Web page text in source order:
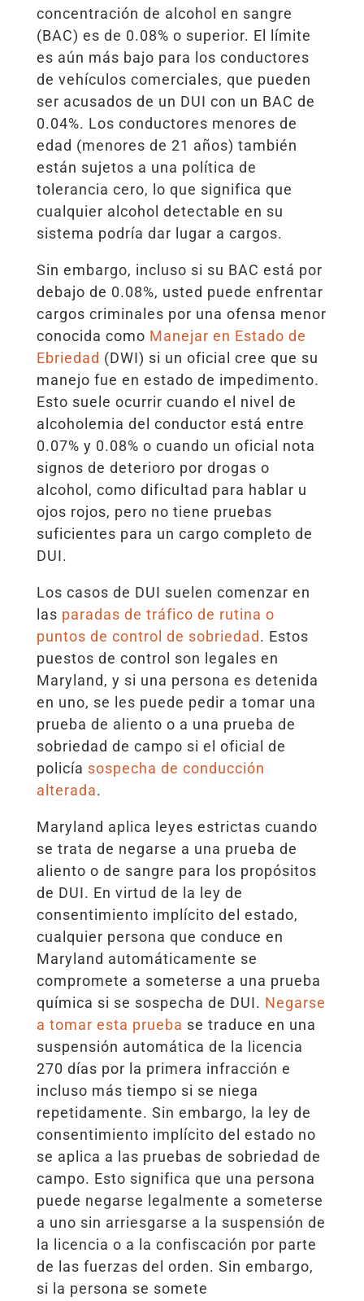
concentración de alcohol en sangre
(BAC) es de 0.08% o superior. El límite
es aún más bajo para los conductores
de vehículos comerciales, que pueden
ser acusados de un DUI con un BAC de
0.04%. Los conductores menores de
edad (menores de 21 años) también
están sujetos a una política de
tolerancia cero, lo que significa que
cualquier alcohol detectable en su
sistema podría dar lugar a cargos.
Sin embargo, incluso si su BAC está por
debajo de 0.08%, usted puede enfrentar
cargos criminales por una ofensa menor
conocida como Manejar en Estado de
Ebriedad (DWI) si un oficial cree que su
manejo fue en estado de impedimento.
Esto suele ocurrir cuando el nivel de
alcoholemia del conductor está entre
0.07% y 0.08% o cuando un oficial nota
signos de deterioro por drogas o
alcohol, como dificultad para hablar u
ojos rojos, pero no tiene pruebas
suficientes para un cargo completo de
DUI.
Los casos de DUI suelen comenzar en
las paradas de tráfico de rutina o
puntos de control de sobriedad. Estos
puestos de control son legales en
Maryland, y si una persona es detenida
en uno, se les puede pedir a tomar una
prueba de aliento o a una prueba de
sobriedad de campo si el oficial de
policía sospecha de conducción
alterada.
Maryland aplica leyes estrictas cuando
se trata de negarse a una prueba de
aliento o de sangre para los propósitos
de DUI. En virtud de la ley de
consentimiento implícito del estado,
cualquier persona que conduce en
Maryland automáticamente se
compromete a someterse a una prueba
química si se sospecha de DUI. Negarse
a tomar esta prueba se traduce en una
suspensión automática de la licencia
270 días por la primera infracción e
incluso más tiempo si se niega
repetidamente. Sin embargo, la ley de
consentimiento implícito del estado no
se aplica a las pruebas de sobriedad de
campo. Esto significa que una persona
puede negarse legalmente a someterse
a uno sin arriesgarse a la suspensión de
la licencia o a la confiscación por parte
de las fuerzas del orden. Sin embargo,
si la persona se somete